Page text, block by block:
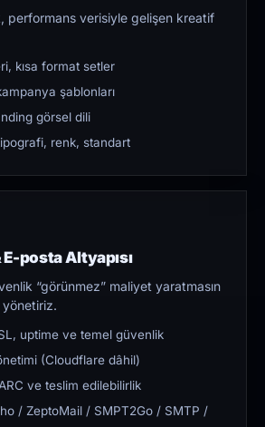
performans verisiyle gelişen kreatif
kısa format setler
şablonları
görsel dili
renk, standart
E-posta Altyapısı
“görünmez” maliyet yaratmasın
uptime ve temel güvenlik
(Cloudflare dâhil)
ve teslim edilebilirlik
/ ZeptoMail / SMPT2Go / SMTP /